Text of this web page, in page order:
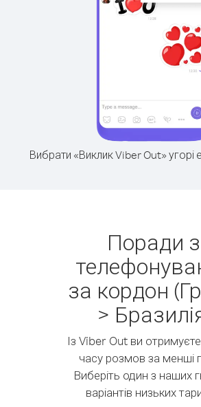
Вибрати «Виклик Viber Out»
Поради з
за кордон
>
Із Viber Out ви
часу розмов за менші
Виберіть один з наших
варіантів низьких